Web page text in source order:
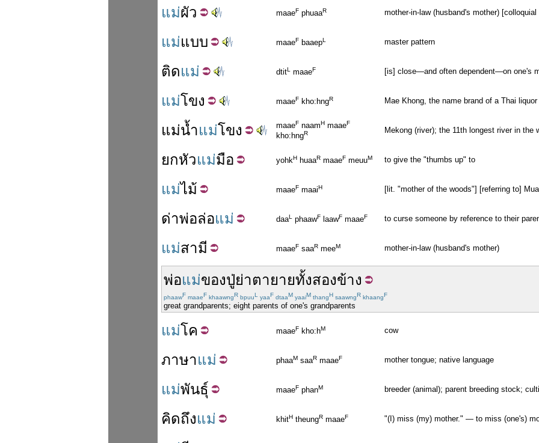
แม่ผัว maaeF phuaaR mother-in-law (husband's mother)
แม่แบบ maaeF baaepL master pattern
ติดแม่ dtitL maaeF [is] close—and often dependent—on one's
แม่โขง maaeF kho:hngR Mae Khong, the name brand of a Thai
แม่น้ำแม่โขง maaeF naamH maaeF
kho:hngR Mekong (river); the 11th longest river in the
ยกหัวแม่มือ yohkH huaaR maaeF meuuM to give the "thumbs up" to
แม่ไม้ maaeF maaiH [lit. "mother of the woods"] [referring to]
ด่าพ่อล่อแม่ daaL phaawF laawF maaeF to curse someone by reference to their
แม่สามี maaeF saaR meeM mother-in-law (husband's mother)
พ่อแม่ของปู่ย่าตายายทั้งสองข้าง
phaawF maaeF khaawngR bpuuL yaaF dtaaM yaaiM thangH saawngR khaangF
great grandparents; eight parents of one's grandparents
แม่โค maaeF kho:hM cow
ภาษาแม่ phaaM saaR maaeF mother tongue; native language
แม่พันธุ์ maaeF phanM breeder (animal); parent breeding stock;
คิดถึงแม่ khitH theungR maaeF "(I) miss (my) mother." — to miss (one's)